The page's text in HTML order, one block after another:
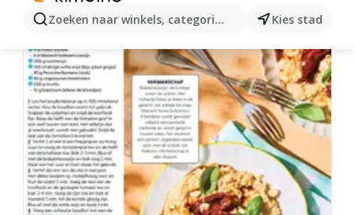
Zoeken naar winkels, categorieën, producten...
Kies stad